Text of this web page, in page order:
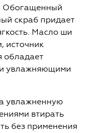
Обогащенный
скраб придает
Масло ши
источник
обладает
увлажняющими
увлажненную
втирать
без применения